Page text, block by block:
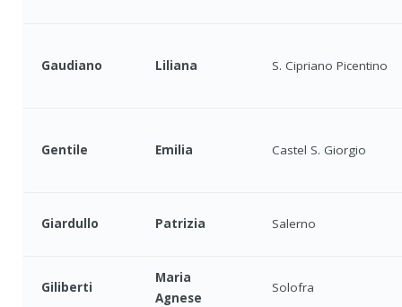
Gaudiano Liliana S. Cipriano Picentino
Gentile Emilia Castel S. Giorgio
Giardullo Patrizia Salerno
Giliberti
Maria
Agnese
Solofra